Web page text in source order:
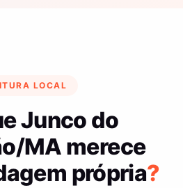
LOCAL
Junco do
MA merece
própria?